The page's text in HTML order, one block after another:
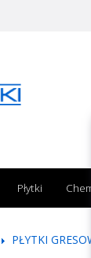
Płytki
PŁYTKI